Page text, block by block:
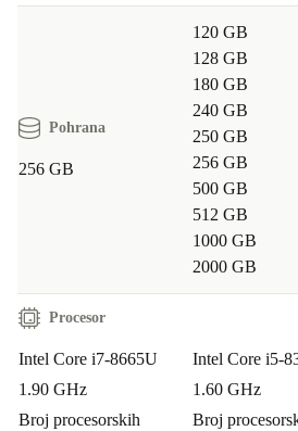
Pohrana
256 GB
120 GB
128 GB
180 GB
240 GB
250 GB
256 GB
500 GB
512 GB
1000 GB
2000 GB
Procesor
Intel Core i7-8665U
1.90 GHz
Broj procesorskih
Intel Core i5-
1.60 GHz
Broj